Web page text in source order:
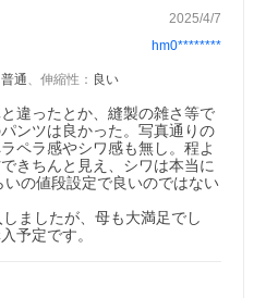
2025/4/7
hm0********
普通、 伸縮性 ： 良い
違ったとか、縫製の雑さ等で
ンツは良かった。写真通りの
ペラ感やシワ感も無し。程よ
きちんと見え、シワは本当に
の値段設定で良いのではない
ましたが、母も大満足でし
予定です。